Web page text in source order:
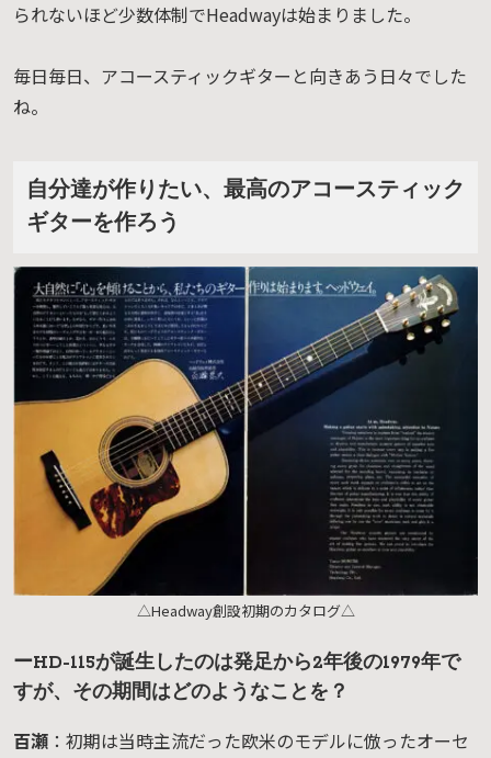
られないほど少数体制でHeadwayは始まりました。
毎日毎日、アコースティックギターと向きあう日々でした
ね。
自分達が作りたい、最高のアコースティック
ギターを作ろう
△Headway創設初期のカタログ△
ーHD-115が誕生したのは発足から2年後の1979年で
すが、その期間はどのようなことを？
百瀬 ：初期は当時主流だった欧米のモデルに倣ったオーセ